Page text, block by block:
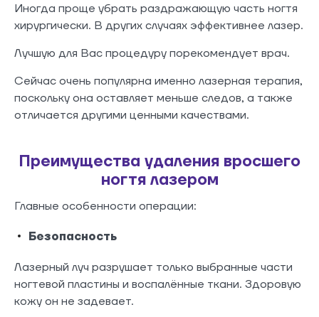
Иногда проще убрать раздражающую часть ногтя
хирургически. В других случаях эффективнее лазер.
Лучшую для Вас процедуру порекомендует врач.
Сейчас очень популярна именно лазерная терапия,
поскольку она оставляет меньше следов, а также
отличается другими ценными качествами.
Преимущества удаления вросшего
ногтя лазером
Главные особенности операции:
Безопасность
Лазерный луч разрушает только выбранные части
ногтевой пластины и воспалённые ткани. Здоровую
кожу он не задевает.